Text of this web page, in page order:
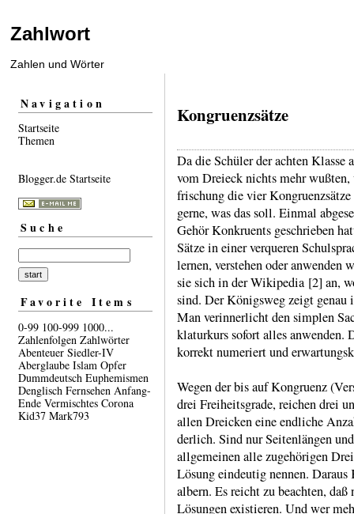
Zahlwort
Zahlen und Wörter
Navigation
Startseite
Themen
Blogger.de Startseite
Suche
Favorite Items
0-99 100-999 1000...
Zahlenfolgen Zahlwörter
Abenteuer Siedler-IV
Aberglaube Islam Opfer
Dummdeutsch Euphemismen
Denglisch Fernsehen Anfang-
Ende Vermischtes Corona
Kid37 Mark793
Kongruenzsätze
Da die Schüler der achten Klasse
vom Dreieck nichts mehr
frischung die vier
gerne, was das soll. Einmal
Gehör Konkruents geschrie­ben
Sätze in einer ver­queren
lernen, verstehen oder
sie sich in der Wiki­pedia [2] an,
sind. Der Königs­weg zeigt genau
Man verin­ner­licht den simplen
klatur­kurs sofort alles anwenden.
korrekt nume­riert und
Wegen der bis auf Kon­gruenz
drei Freiheits­grade, reichen drei
allen Dreicken eine endliche
derlich. Sind nur Seiten­längen
allge­meinen alle zugehörigen
Lösung eindeutig nennen.
albern. Es reicht zu beachten,
Lösungen existie­ren. Und wer